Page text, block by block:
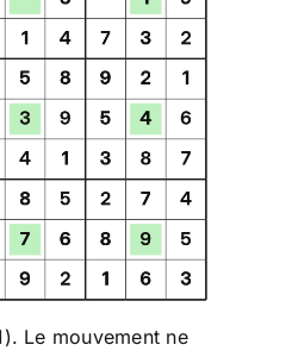
Le mouvement ne